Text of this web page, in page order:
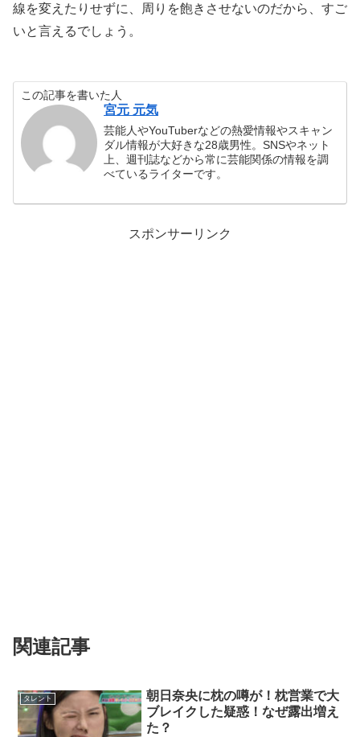
線を変えたりせずに、周りを飽きさせないのだから、すご
いと言えるでしょう。
この記事を書いた人
宮元 元気
芸能人やYouTuberなどの熱愛情報やスキャン
ダル情報が大好きな28歳男性。SNSやネット
上、週刊誌などから常に芸能関係の情報を調
べているライターです。
スポンサーリンク
関連記事
タレント
朝日奈央に枕の噂が！枕営業で大
ブレイクした疑惑！なぜ露出増え
た？